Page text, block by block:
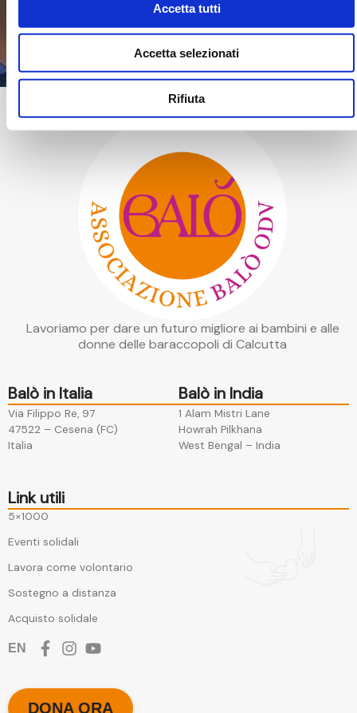
Accetta tutti
Accetta selezionati
Rifiuta
trattati in conformità con l’informativa presente nella
sezione Privacy Policy*
Lavoriamo per dare un futuro migliore ai bambini e alle
donne delle baraccopoli di Calcutta
Balò in Italia
Via Filippo Re, 97
47522 – Cesena (FC)​
Italia
Balò in India
1 Alam Mistri Lane
Howrah Pilkhana​
West Bengal – India
Link utili
5×1000
Eventi solidali
Lavora come volontario
Sostegno a distanza
Acquisto solidale
EN
DONA ORA